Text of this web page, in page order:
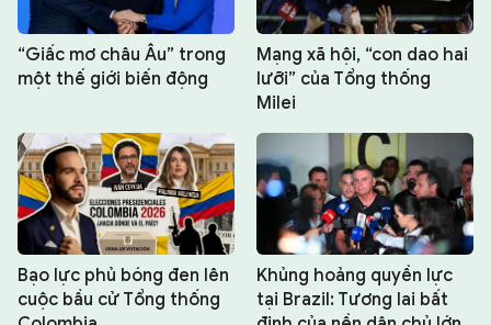
“Giấc mơ châu Âu” trong
một thế giới biến động
Mạng xã hội, “con dao hai
lưỡi” của Tổng thống
Milei
Bạo lực phủ bóng đen lên
cuộc bầu cử Tổng thống
Khủng hoảng quyền lực
tại Brazil: Tương lai bất